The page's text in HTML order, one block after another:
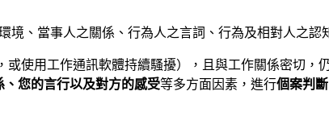
、當事人之關係、行為人之言詞、行為及相對人之認
使用工作通訊軟體持續騷擾），且與工作關係密切，
您的言行以及對方的感受等多方面因素，進行個案判斷